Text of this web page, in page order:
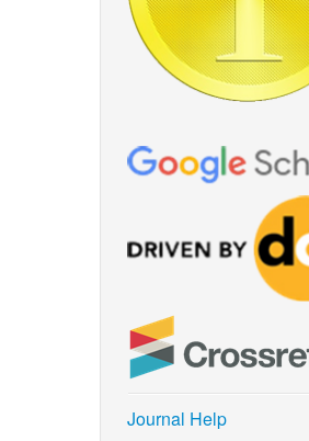
Journal Help